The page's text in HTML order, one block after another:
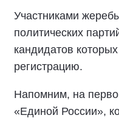
Участниками
политических
кандидатов
регистрацию.
Напомним, на
«Единой России»,